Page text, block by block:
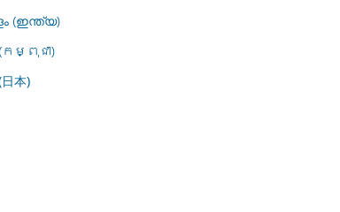
(ഇന്ത്യ)
កម្ពុជា)
本)